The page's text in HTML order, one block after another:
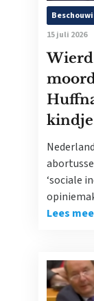
15 juli 2026
Wierd
‘sociale
Lees